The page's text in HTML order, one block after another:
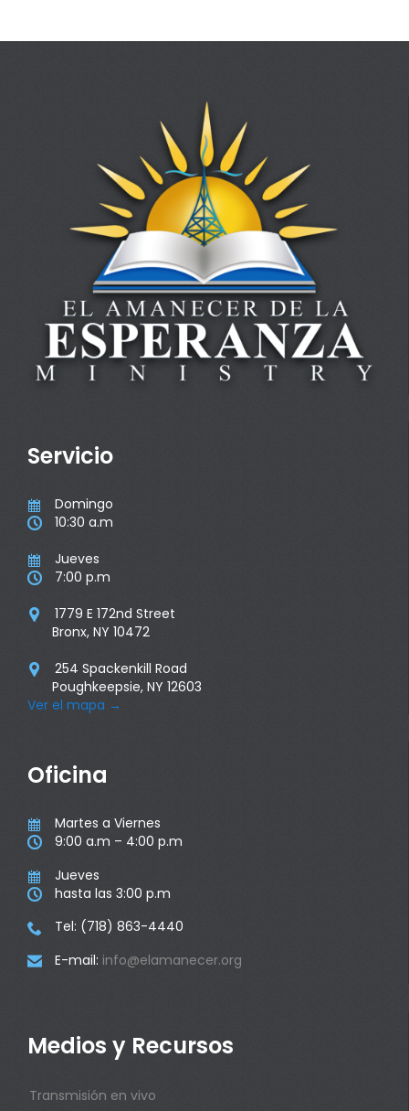
Servicio
 Domingo
 10:30 a.m
 Jueves
 7:00 p.m

1779 E 172nd Street
Bronx, NY 10472

254 Spackenkill Road
Poughkeepsie, NY 12603
Ver el mapa →
Oficina
 Martes a Viernes
 9:00 a.m – 4:00 p.m
 Jueves
 hasta las 3:00 p.m
 Tel: (718) 863-4440
 E-mail: info@elamanecer.org
Medios y Recursos
Transmisión en vivo